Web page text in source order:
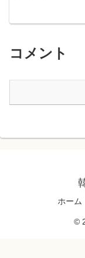
コメント
ホーム
©